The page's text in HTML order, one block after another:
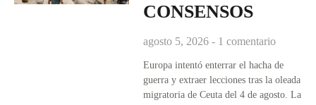
CONSENSOS
agosto 5, 2026 1 comentario
Europa intentó enterrar el hacha de
guerra y extraer lecciones tras la oleada
migratoria de Ceuta del 4 de agosto. La